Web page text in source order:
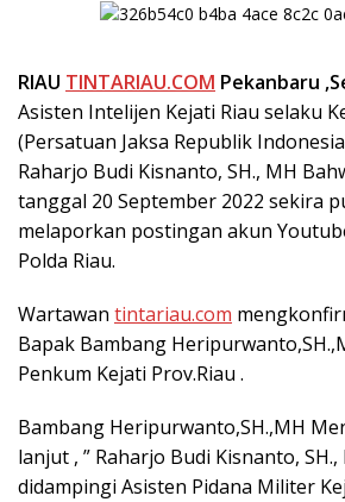
RIAU TINTARIAU.COM Pekanbaru
Asisten Intelijen Kejati Riau selaku
(Persatuan Jaksa Republik
Raharjo Budi Kisnanto, SH., MH
tanggal 20 September 2022 sekira
melaporkan postingan akun
Polda Riau.
Wartawan tintariau.com
Bapak Bambang
Penkum Kejati Prov.Riau .
Bambang Heripurwanto,SH.,MH
lanjut , ” Raharjo Budi Kisnanto,
didampingi Asisten Pidana Militer